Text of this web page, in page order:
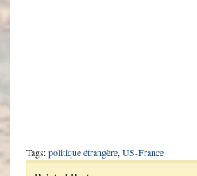
Tags:politique étrangère,US-France